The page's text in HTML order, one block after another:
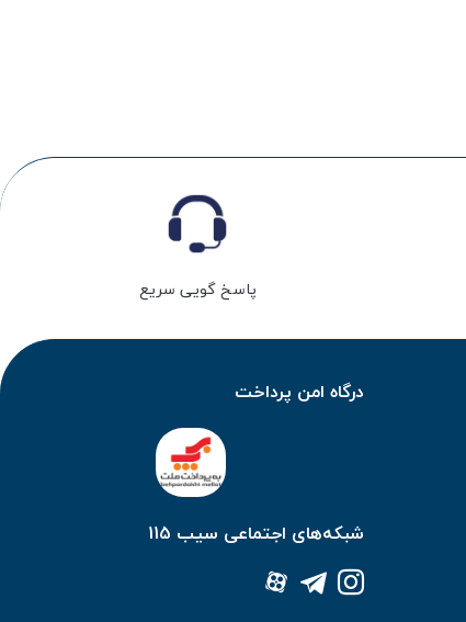
پاسخ گویی سریع
درگاه امن پرداخت
شبکه‌های اجتماعی سیب 115